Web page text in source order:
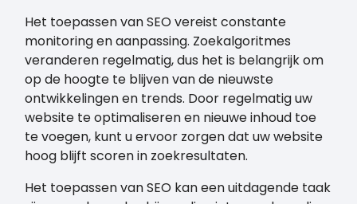
Het toepassen van SEO vereist constante
monitoring en aanpassing. Zoekalgoritmes
veranderen regelmatig, dus het is belangrijk om
op de hoogte te blijven van de nieuwste
ontwikkelingen en trends. Door regelmatig uw
website te optimaliseren en nieuwe inhoud toe
te voegen, kunt u ervoor zorgen dat uw website
hoog blijft scoren in zoekresultaten.
Het toepassen van SEO kan een uitdagende taak